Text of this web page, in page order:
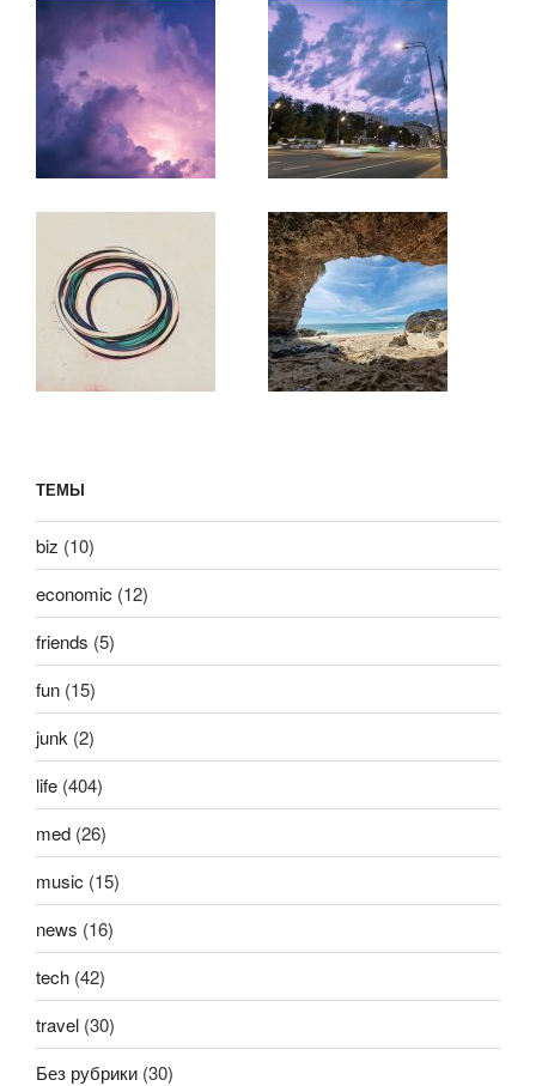
ТЕМЫ
biz (10)
economic (12)
friends (5)
fun (15)
junk (2)
life (404)
med (26)
music (15)
news (16)
tech (42)
travel (30)
Без рубрики (30)